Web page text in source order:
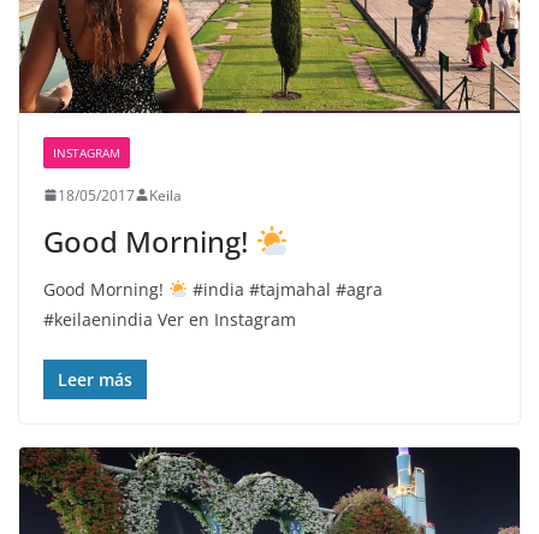
INSTAGRAM
18/05/2017 Keila
Good Morning!
Good Morning!
#india #tajmahal #agra
#keilaenindia Ver en Instagram
Leer más